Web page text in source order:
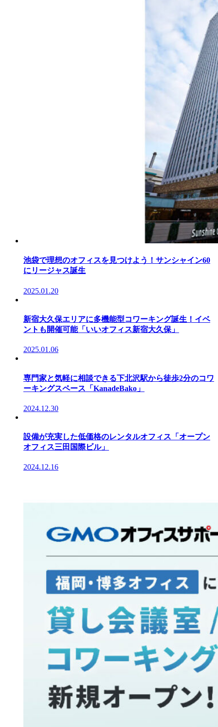
池袋で理想のオフィスを見つけよう！サンシャイン60
にリージャス誕生
2025.01.20
新宿大久保エリアに多機能型コワーキング誕生！イベ
ントも開催可能「いいオフィス新宿大久保」
2025.01.06
専門家と気軽に相談できる下北沢駅から徒歩2分のコワ
ーキングスペース「KanadeBako」
2024.12.30
設備が充実した低価格のレンタルオフィス「オープン
オフィス三田国際ビル」
2024.12.16